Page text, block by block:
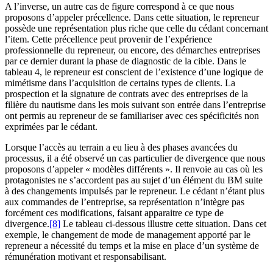
A l’inverse, un autre cas de figure correspond à ce que nous
proposons d’appeler précellence. Dans cette situation, le repreneur
possède une représentation plus riche que celle du cédant concernant
l’item. Cette précellence peut provenir de l’expérience
professionnelle du repreneur, ou encore, des démarches entreprises
par ce dernier durant la phase de diagnostic de la cible. Dans le
tableau 4, le repreneur est conscient de l’existence d’une logique de
mimétisme dans l’acquisition de certains types de clients. La
prospection et la signature de contrats avec des entreprises de la
filière du nautisme dans les mois suivant son entrée dans l’entreprise
ont permis au repreneur de se familiariser avec ces spécificités non
exprimées par le cédant.
Lorsque l’accès au terrain a eu lieu à des phases avancées du
processus, il a été observé un cas particulier de divergence que nous
proposons d’appeler « modèles différents ». Il renvoie au cas où les
protagonistes ne s’accordent pas au sujet d’un élément du BM suite
à des changements impulsés par le repreneur. Le cédant n’étant plus
aux commandes de l’entreprise, sa représentation n’intègre pas
forcément ces modifications, faisant apparaitre ce type de
divergence.[8] Le tableau ci-dessous illustre cette situation. Dans cet
exemple, le changement de mode de management apporté par le
repreneur a nécessité du temps et la mise en place d’un système de
rémunération motivant et responsabilisant.